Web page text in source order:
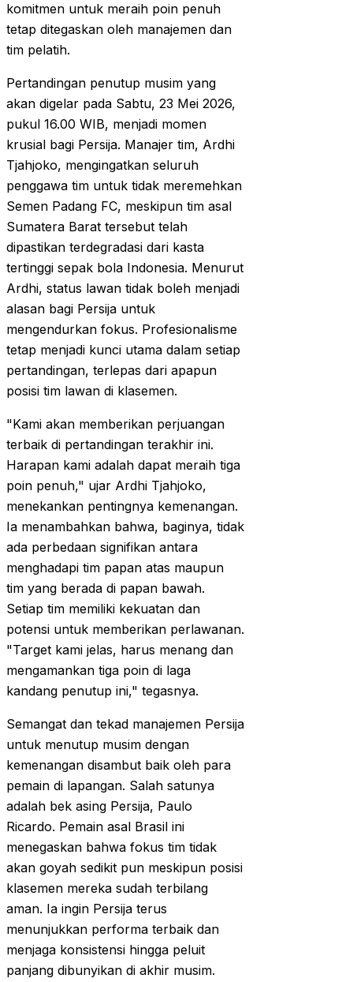
komitmen untuk meraih poin penuh
tetap ditegaskan oleh manajemen dan
tim pelatih.
Pertandingan penutup musim yang
akan digelar pada Sabtu, 23 Mei 2026,
pukul 16.00 WIB, menjadi momen
krusial bagi Persija. Manajer tim, Ardhi
Tjahjoko, mengingatkan seluruh
penggawa tim untuk tidak meremehkan
Semen Padang FC, meskipun tim asal
Sumatera Barat tersebut telah
dipastikan terdegradasi dari kasta
tertinggi sepak bola Indonesia. Menurut
Ardhi, status lawan tidak boleh menjadi
alasan bagi Persija untuk
mengendurkan fokus. Profesionalisme
tetap menjadi kunci utama dalam setiap
pertandingan, terlepas dari apapun
posisi tim lawan di klasemen.
"Kami akan memberikan perjuangan
terbaik di pertandingan terakhir ini.
Harapan kami adalah dapat meraih tiga
poin penuh," ujar Ardhi Tjahjoko,
menekankan pentingnya kemenangan.
Ia menambahkan bahwa, baginya, tidak
ada perbedaan signifikan antara
menghadapi tim papan atas maupun
tim yang berada di papan bawah.
Setiap tim memiliki kekuatan dan
potensi untuk memberikan perlawanan.
"Target kami jelas, harus menang dan
mengamankan tiga poin di laga
kandang penutup ini," tegasnya.
Semangat dan tekad manajemen Persija
untuk menutup musim dengan
kemenangan disambut baik oleh para
pemain di lapangan. Salah satunya
adalah bek asing Persija, Paulo
Ricardo. Pemain asal Brasil ini
menegaskan bahwa fokus tim tidak
akan goyah sedikit pun meskipun posisi
klasemen mereka sudah terbilang
aman. Ia ingin Persija terus
menunjukkan performa terbaik dan
menjaga konsistensi hingga peluit
panjang dibunyikan di akhir musim.